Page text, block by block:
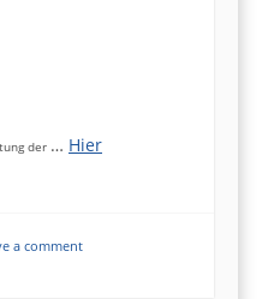
der … Hier
a comment